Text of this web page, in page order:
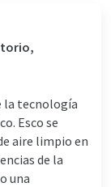
la tecnología
Esco se
aire limpio en
de la
una